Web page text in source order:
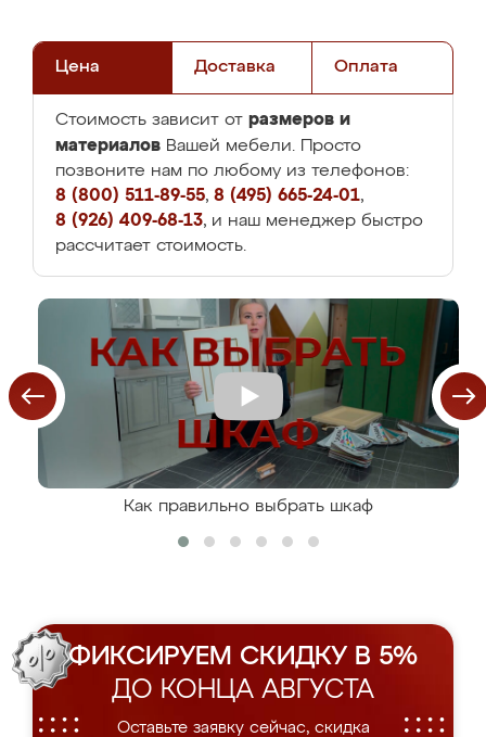
Цена Доставка Оплата
Стоимость зависит от размеров и
материалов Вашей мебели. Просто
позвоните нам по любому из телефонов:
8 (800) 511-89-55, 8 (495) 665-24-01,
8 (926) 409-68-13, и наш менеджер быстро
рассчитает стоимость.
Как правильно выбрать шкаф
ФИКСИРУЕМ СКИДКУ В 5%
ДО КОНЦА АВГУСТА
Оставьте заявку сейчас, скидка